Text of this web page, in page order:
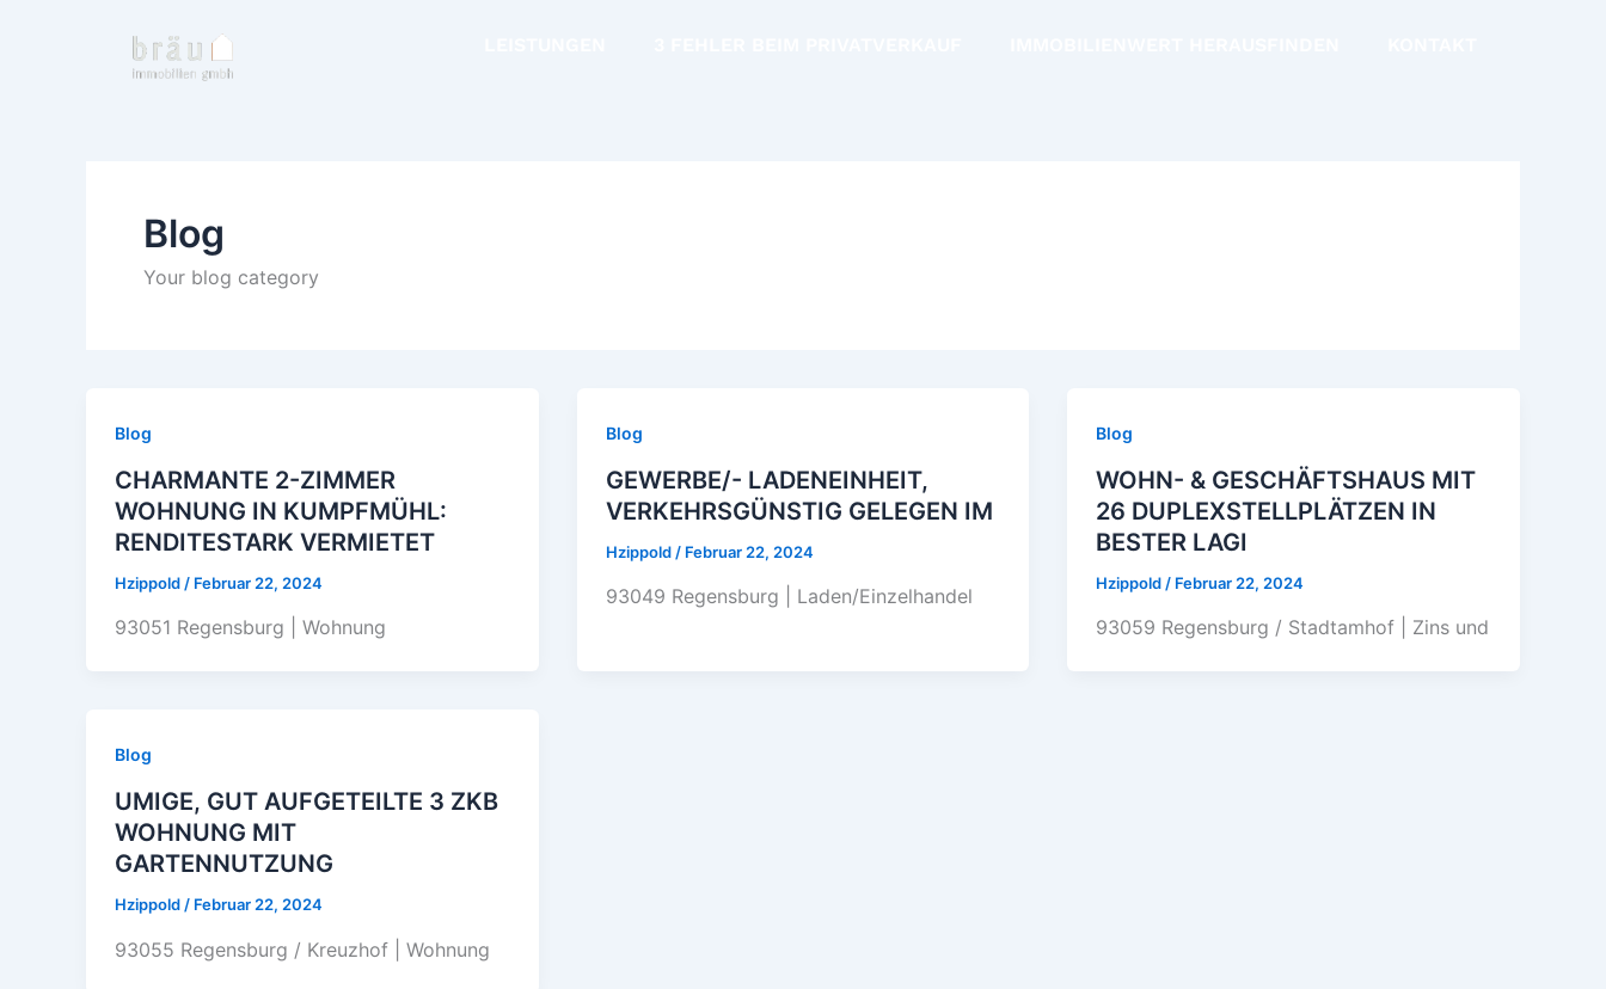
Blog
Your blog category
Blog
CHARMANTE 2-ZIMMER
WOHNUNG IN KUMPFMÜHL:
RENDITESTARK VERMIETET
Hzippold / Februar 22, 2024
93051 Regensburg | Wohnung
Blog
GEWERBE/- LADENEINHEIT,
VERKEHRSGÜNSTIG GELEGEN IM
Hzippold / Februar 22, 2024
93049 Regensburg | Laden/Einzelhandel
Blog
WOHN- & GESCHÄFTSHAUS MIT
26 DUPLEXSTELLPLÄTZEN IN
BESTER LAGI
Hzippold / Februar 22, 2024
93059 Regensburg / Stadtamhof | Zins und
Blog
UMIGE, GUT AUFGETEILTE 3 ZKB
WOHNUNG MIT
GARTENNUTZUNG
Hzippold / Februar 22, 2024
93055 Regensburg / Kreuzhof | Wohnung